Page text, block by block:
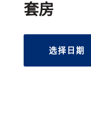
套房
选择日期